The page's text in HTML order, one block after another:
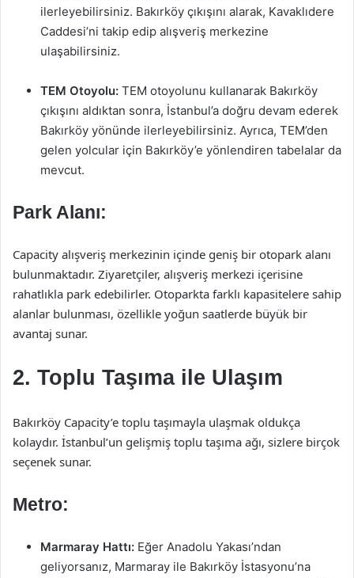
ilerleyebilirsiniz. Bakırköy çıkışını alarak, Kavaklıdere
Caddesi’ni takip edip alışveriş merkezine
ulaşabilirsiniz.
TEM Otoyolu: TEM otoyolunu kullanarak Bakırköy
çıkışını aldıktan sonra, İstanbul’a doğru devam ederek
Bakırköy yönünde ilerleyebilirsiniz. Ayrıca, TEM’den
gelen yolcular için Bakırköy’e yönlendiren tabelalar da
mevcut.
Park Alanı:
Capacity alışveriş merkezinin içinde geniş bir otopark alanı
bulunmaktadır. Ziyaretçiler, alışveriş merkezi içerisine
rahatlıkla park edebilirler. Otoparkta farklı kapasitelere sahip
alanlar bulunması, özellikle yoğun saatlerde büyük bir
avantaj sunar.
2. Toplu Taşıma ile Ulaşım
Bakırköy Capacity’e toplu taşımayla ulaşmak oldukça
kolaydır. İstanbul’un gelişmiş toplu taşıma ağı, sizlere birçok
seçenek sunar.
Metro:
Marmaray Hattı: Eğer Anadolu Yakası’ndan
geliyorsanız, Marmaray ile Bakırköy İstasyonu’na